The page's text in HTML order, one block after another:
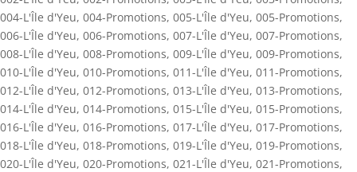
004-L'Île d'Yeu, 004-Promotions, 005-L'Île d'Yeu, 005-Promotions,
006-L'Île d'Yeu, 006-Promotions, 007-L'Île d'Yeu, 007-Promotions,
008-L'Île d'Yeu, 008-Promotions, 009-L'Île d'Yeu, 009-Promotions,
010-L'Île d'Yeu, 010-Promotions, 011-L'Île d'Yeu, 011-Promotions,
012-L'Île d'Yeu, 012-Promotions, 013-L'Île d'Yeu, 013-Promotions,
014-L'Île d'Yeu, 014-Promotions, 015-L'Île d'Yeu, 015-Promotions,
016-L'Île d'Yeu, 016-Promotions, 017-L'Île d'Yeu, 017-Promotions,
018-L'Île d'Yeu, 018-Promotions, 019-L'Île d'Yeu, 019-Promotions,
020-L'Île d'Yeu, 020-Promotions, 021-L'Île d'Yeu, 021-Promotions,